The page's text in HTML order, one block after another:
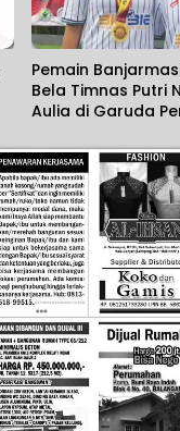
Pemain
Bela Timnas Putri
Aulia di Garuda